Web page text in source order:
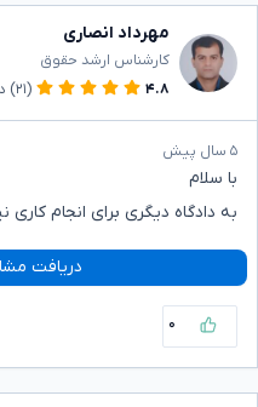
مهرداد انصاری
کارشناس ارشد حقوق
۴.۸
(۲۱)
۵ سال پیش
با سلام
به دادگاه دیگری برای انجام کاری
دریافت
۰